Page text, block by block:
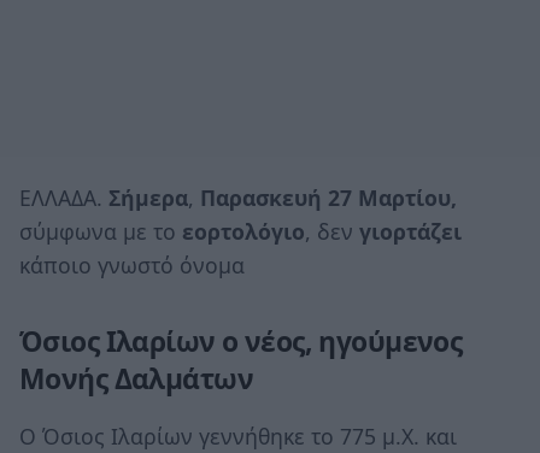
ΕΛΛΑΔΑ. Σήμερα, Παρασκευή 27 Μαρτίου,
σύμφωνα με το εορτολόγιο, δεν γιορτάζει
κάποιο γνωστό όνομα
Όσιος Ιλαρίων ο νέος, ηγούμενος
Μονής Δαλμάτων
Ο Όσιος Ιλαρίων γεννήθηκε το 775 μ.Χ. και